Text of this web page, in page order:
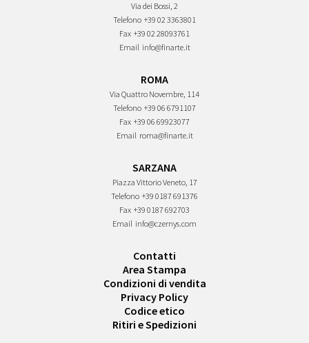
Via dei Bossi, 2
Telefono +39 02 3363801
Fax +39 02 28093761
Email info@finarte.it
ROMA
Via Quattro Novembre, 114
Telefono +39 06 6791107
Fax +39 06 69923077
Email roma@finarte.it
SARZANA
Piazza Vittorio Veneto, 17
Telefono +39 0187 691376
Fax +39 0187 692703
Email info@czernys.com
Contatti
Area Stampa
Condizioni di vendita
Privacy Policy
Codice etico
Ritiri e Spedizioni